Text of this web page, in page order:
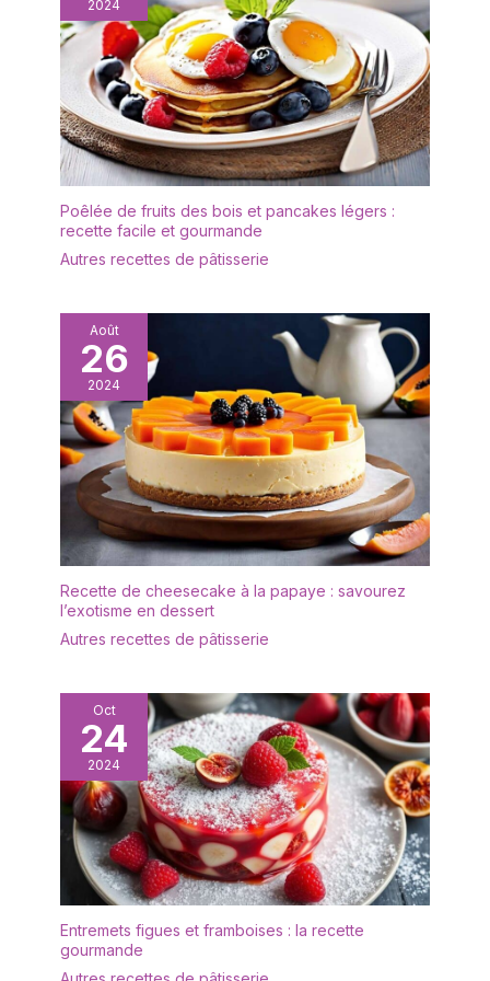
taille et la forme incurvée
parfaite qui rendent la
poignée équilibrée et
facile à saisir. Que les
adultes ou les enfants
l'utilisent pendant une
longue période, ils ne se
sentiront pas fatigués et
amélioreront votre
expérience alimentaire
Facile à nettoyer : la
surface des fourchettes
et brillante, pas de bords
tranchants, les
fourchettes à gâteau
sont fabriquées en une
seule pièce, avec une
surface polie et sans
joints, pas facile à salir,
facile à nettoyer et
passe au lave-vaisselle
Compagnon de dessert
élégant : nos fourchettes
se distinguent par un
design intemporel qui
votre table de dessert ;
élégants avec vos amis
et votre famille, tandis
que les petites
fourchettes ont la taille
parfaite pour de délicieux
gâteaux et tartes sans
compliquer le plaisir
Suffisantes et
polyvalentes : les
fourchettes à gâteau
contiennent 12 petites
être une réserve de fête
2024
Poêlée de fruits des bois et pancakes légers :
recette facile et gourmande
Autres recettes de pâtisserie
Août
26
2024
Recette de cheesecake à la papaye : savourez
l’exotisme en dessert
Autres recettes de pâtisserie
Oct
24
2024
Entremets figues et framboises : la recette
gourmande